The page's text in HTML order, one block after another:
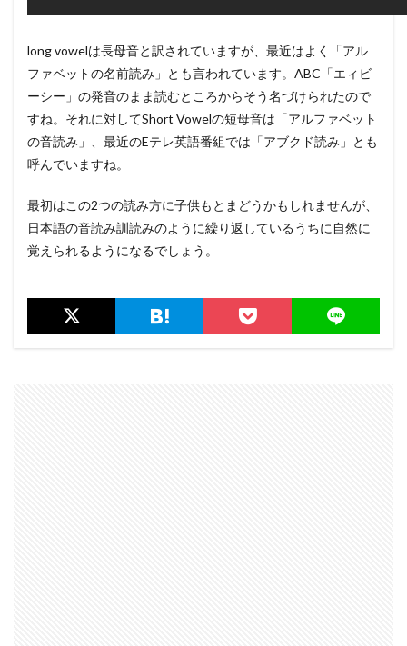
long vowelは長母音と訳されていますが、最近はよく「アル
ファベットの名前読み」とも言われています。ABC「エィビ
ーシー」の発音のまま読むところからそう名づけられたので
すね。それに対してShort Vowelの短母音は「アルファベット
の音読み」、最近のEテレ英語番組では「アブクド読み」とも
呼んでいますね。
最初はこの2つの読み方に子供もとまどうかもしれませんが、
日本語の音読み訓読みのように繰り返しているうちに自然に
覚えられるようになるでしょう。